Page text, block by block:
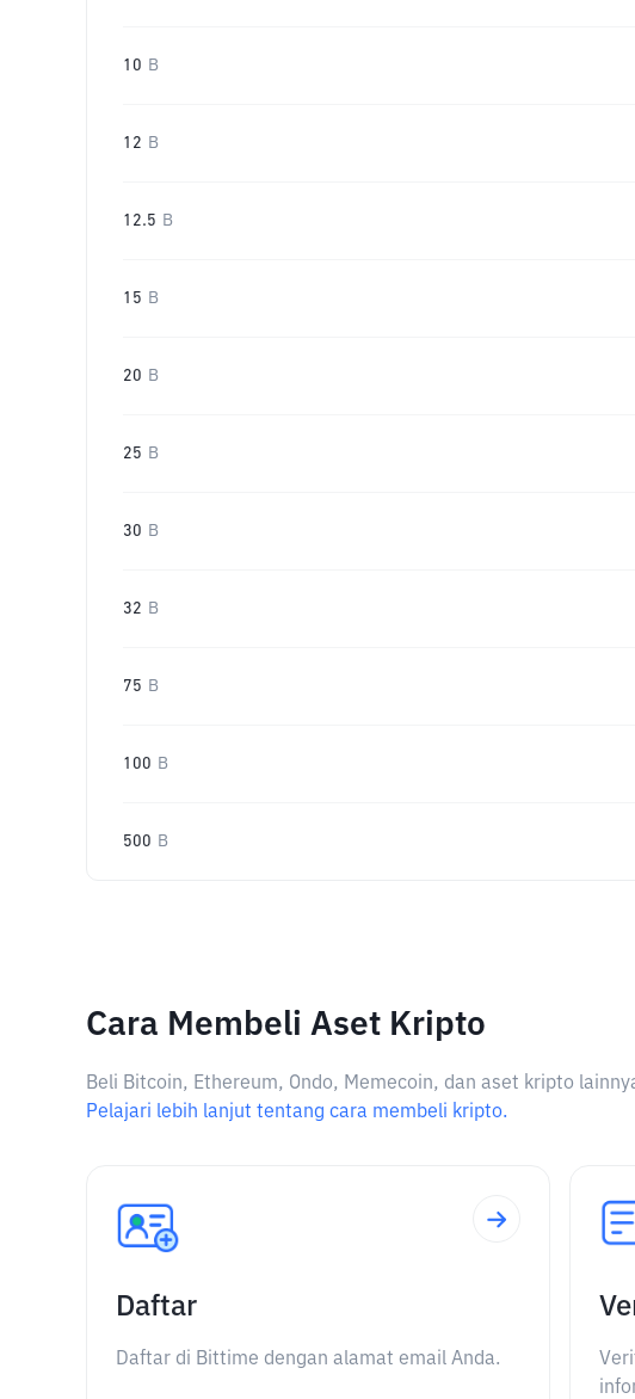
10 B
12 B
12.5 B
15 B
20 B
25 B
30 B
32 B
75 B
100 B
500 B
Cara Membeli Aset Kripto
Beli Bitcoin, Ethereum, Ondo, Memecoin, dan aset kripto
Pelajari lebih lanjut tentang cara membeli kripto.
Daftar
Daftar di Bittime dengan alamat email Anda.